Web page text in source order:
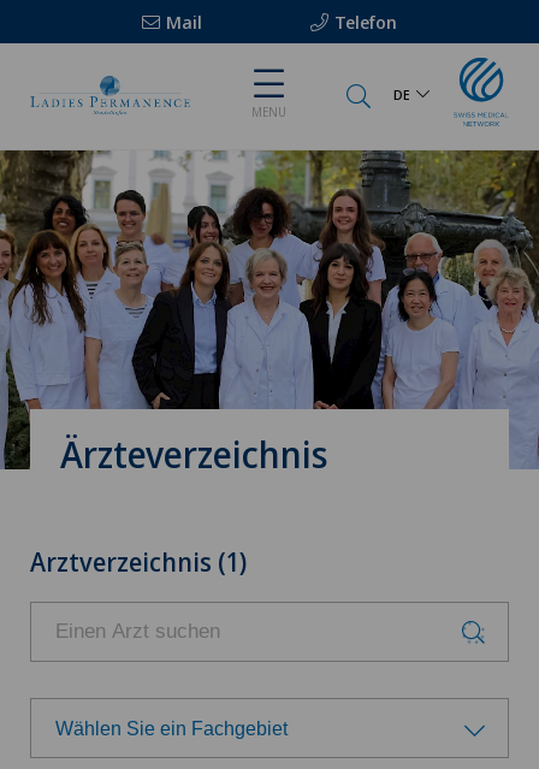
Mail Telefon
MENU
DE
Ärzteverzeichnis
Arztverzeichnis (1)
Wählen Sie ein Fachgebiet